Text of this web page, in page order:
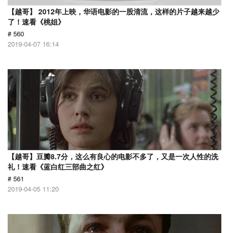
【越哥】 2012年上映，华语电影的一股清流，这样的片子越来越少
了！速看《桃姐》
# 560
2019-04-07 16:14
【越哥】豆瓣8.7分，这么有良心的电影不多了，又是一次人性的洗
礼！速看《蓝白红三部曲之红》
# 561
2019-04-05 11:20